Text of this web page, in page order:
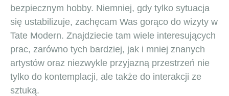
bezpiecznym hobby. Niemniej, gdy tylko sytuacja
się ustabilizuje, zachęcam Was gorąco do wizyty w
Tate Modern. Znajdziecie tam wiele interesujących
prac, zarówno tych bardziej, jak i mniej znanych
artystów oraz niezwykle przyjazną przestrzeń nie
tylko do kontemplacji, ale także do interakcji ze
sztuką.